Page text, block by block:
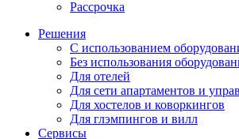
Рассрочка
Решения
С использованием
Без использования
Для отелей
Для сети апартаментов и
Для хостелов и коворкингов
Для глэмпингов и вилл
Сервисы